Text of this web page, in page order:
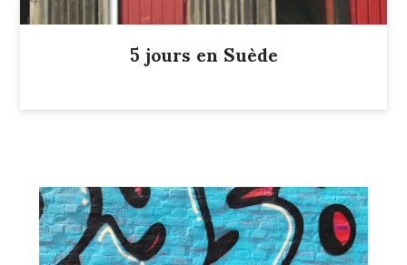
5 jours en Suède